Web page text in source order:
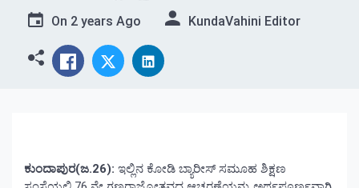
On 2 years Ago KundaVahini Editor
ಕುಂದಾಪುರ(ಜ.26): ಇಲ್ಲಿನ ಕೋಡಿ ಬ್ಯಾರೀಸ್ ಸಮೂಹ ಶಿಕ್ಷಣ